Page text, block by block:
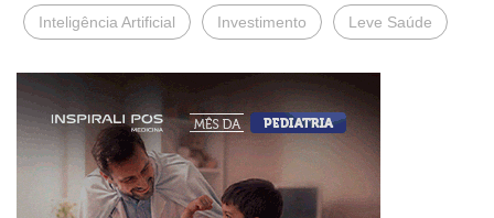
Inteligência Artificial Investimento Leve Saúde